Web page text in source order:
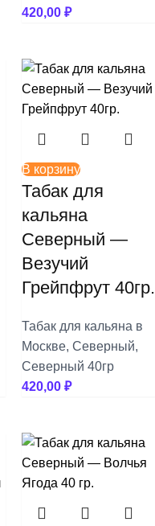
420,00₽
В корзину
Табак для
кальяна
Северный —
Везучий
Грейпфрут 40гр.
Табак для кальяна в
Москве, Северный,
Северный 40гр
420,00₽